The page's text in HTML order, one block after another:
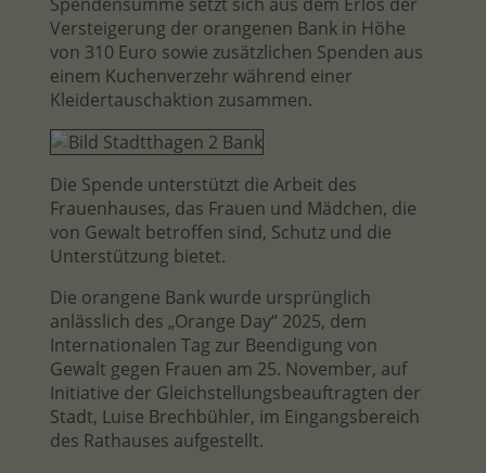
Versteigerung der orangenen Bank in Höhe
von 310 Euro sowie zusätzlichen Spenden aus
einem Kuchenverzehr während einer
Kleidertauschaktion zusammen.
Die Spende unterstützt die Arbeit des
Frauenhauses, das Frauen und Mädchen, die
von Gewalt betroffen sind, Schutz und die
Unterstützung bietet.
Die orangene Bank wurde ursprünglich
anlässlich des „Orange Day“ 2025, dem
Internationalen Tag zur Beendigung von
Gewalt gegen Frauen am 25. November, auf
Initiative der Gleichstellungsbeauftragten der
Stadt, Luise Brechbühler, im Eingangsbereich
des Rathauses aufgestellt.